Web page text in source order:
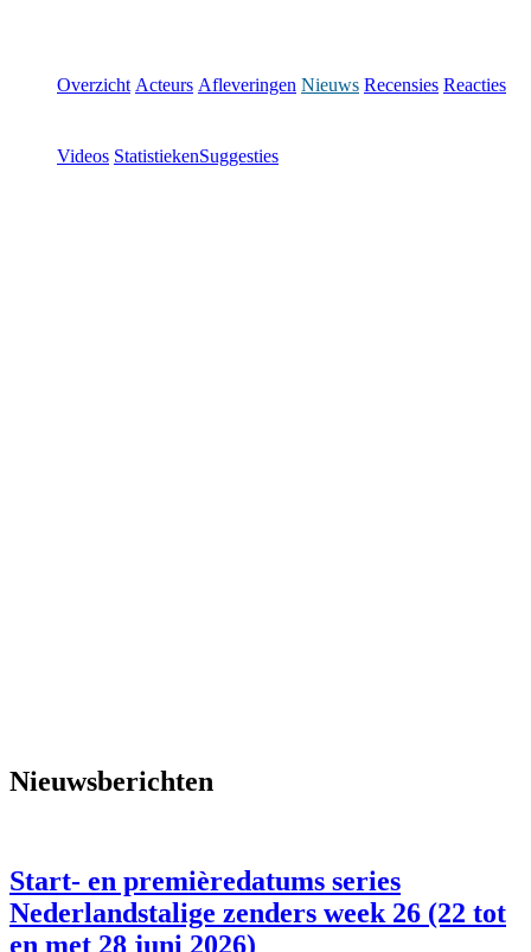
Overzicht Acteurs Afleveringen Nieuws Recensies Reacties
Videos StatistiekenSuggesties
Nieuwsberichten
Start- en premièredatums series
Nederlandstalige zenders week 26 (22 tot
en met 28 juni 2026)